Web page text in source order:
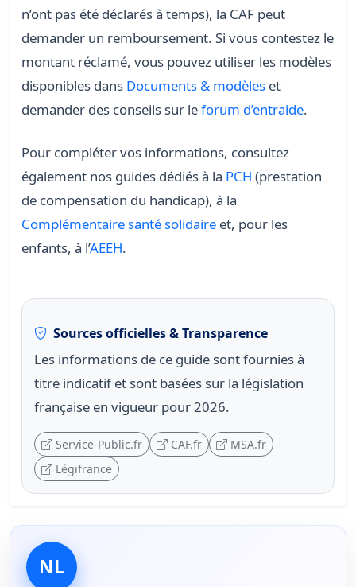
n’ont pas été déclarés à temps), la CAF peut
demander un remboursement. Si vous contestez le
montant réclamé, vous pouvez utiliser les modèles
disponibles dans Documents & modèles et
demander des conseils sur leforum d’entraide.
Pour compléter vos informations, consultez
également nos guides dédiés à la PCH (prestation
de compensation du handicap), à la
Complémentaire santé solidaire et, pour les
enfants, à l’AEEH.
Sources officielles & Transparence
Les informations de ce guide sont fournies à
titre indicatif et sont basées sur la législation
française en vigueur pour 2026.
Service-Public.fr CAF.fr
MSA.fr
Légifrance
NL